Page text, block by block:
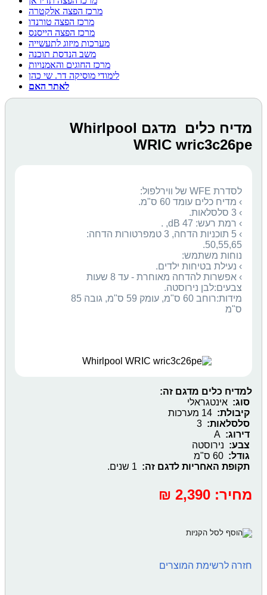
מרכז הפצה אלקטרה
מרכז הפצה טורנדו
מרכז הפצה הייסנס
מערכות מיזוג לתעשייה
משב הנדסת תוכנה
מרכז החוגים והאמנויות
לימודי מוסיקה דר. שי כהן
לאתר האם
מדיח כלים מדגם Whirlpool
WRIC wric3c26pe
› 5 תוכניות הדחה, 3 טמפרטורות הדחה:
מידות:רוחב 60 ס"מ, עומק 59 ס"מ, גובה 85
ס"מ
למדיח כלים מדגם זה:
סוג: אינטגראלי
קיבולת: 14 מערכות
סלסלאות: 3
דירוג: A
צבע: נירוסטה
גודל: 60 ס"מ
תקופת האחריות לדגם זה:
מחיר:‎2,390 ₪
חזרה לרשימת המוצרים